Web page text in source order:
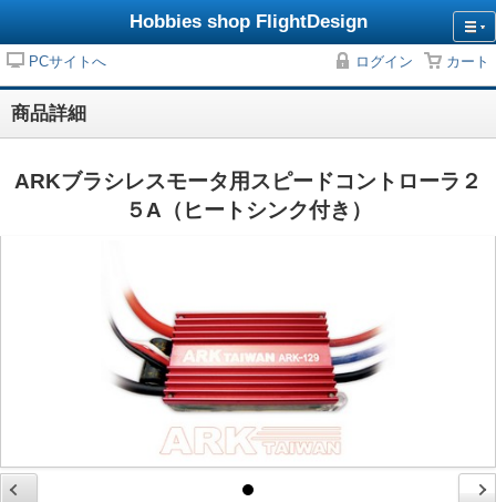
Hobbies shop FlightDesign
PCサイトへ ログイン カート
商品詳細
ARKブラシレスモータ用スピードコントローラ２
５A（ヒートシンク付き）